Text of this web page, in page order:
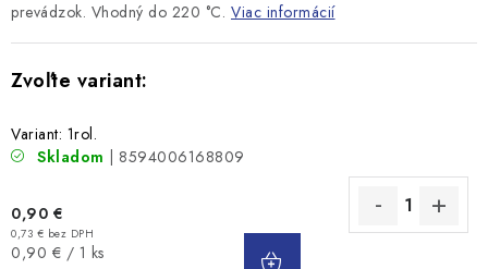
prevádzok. Vhodný do 220 °C. Viac informácií
Variant: 1rol.
Skladom
| 8594006168809
0,90 €
0,73 € bez DPH
Jednotková
0,90 € / 1 ks